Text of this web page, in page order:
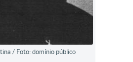
/ Foto: domínio público